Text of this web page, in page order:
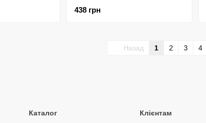
438 грн
Назад 1 2 3 4
Каталог Клієнтам